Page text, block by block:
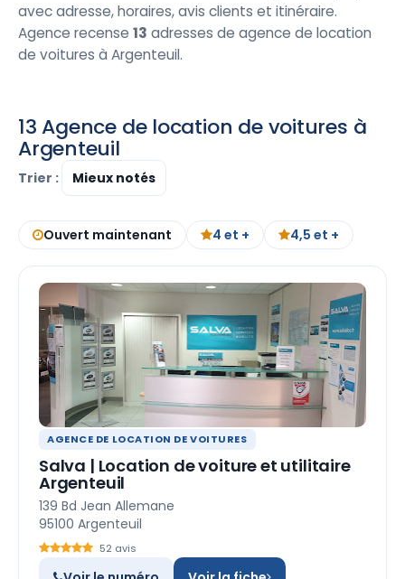
avec adresse, horaires, avis clients et itinéraire.
Agence recense 13 adresses de agence de location
de voitures à Argenteuil.
13 Agence de location de voitures à
Argenteuil
Trier :
Ouvert maintenant 4 et + 4,5 et +
AGENCE DE LOCATION DE VOITURES
Salva | Location de voiture et utilitaire
Argenteuil
139 Bd Jean Allemane
95100 Argenteuil
52 avis